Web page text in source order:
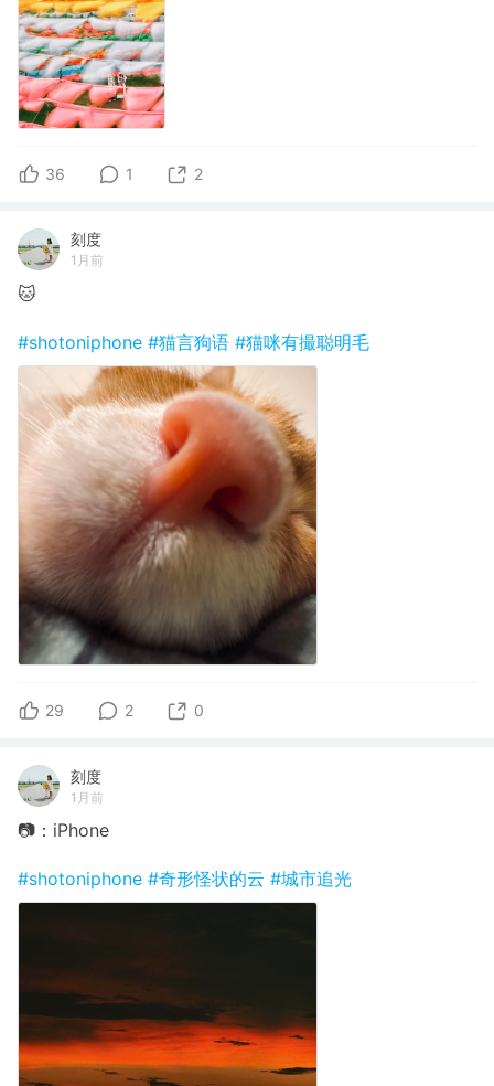
36 1 2
刻度
1月前
🐱
#shotoniphone #猫言狗语 #猫咪有撮聪明毛
29 2 0
刻度
1月前
📷：iPhone
#shotoniphone #奇形怪状的云 #城市追光